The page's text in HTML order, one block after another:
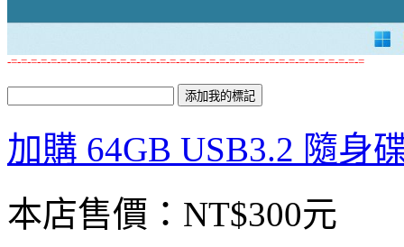
-=-=-=-=-=-=-=-=-=-=-=-=-=-=-=-=-=-=-=-=-=-=-=-=-=-=-=-=-=-=-=-=-=-=-=-=
加購 64GB USB3.2 隨身
本店售價： NT$300元